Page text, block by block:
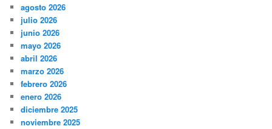
agosto 2026
julio 2026
junio 2026
mayo 2026
abril 2026
marzo 2026
febrero 2026
enero 2026
diciembre 2025
noviembre 2025